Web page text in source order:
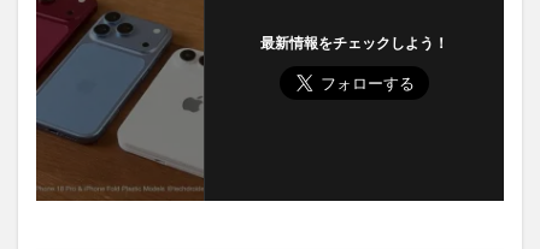
最新情報をチェックしよう！